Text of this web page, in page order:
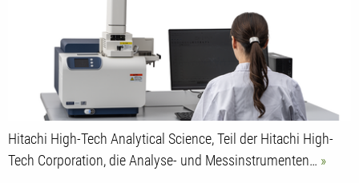
Hitachi High-Tech Analytical Science, Teil der Hitachi High-
Tech Corporation, die Analyse- und Messinstrumenten…